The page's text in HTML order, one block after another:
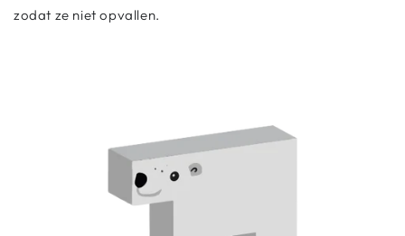
zodat ze niet opvallen.